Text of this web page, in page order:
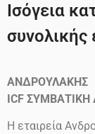
Ισόγεια
συνολικής
ΑΝΔΡΟΥΛΑΚΗΣ
ICF
Η εταιρεία